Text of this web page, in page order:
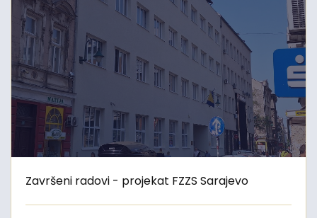
Završeni radovi - projekat FZZS Sarajevo